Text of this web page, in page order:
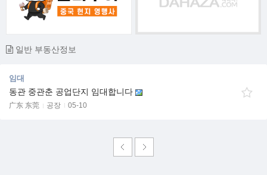
일반 부동산정보
임대
동관 중관춘 공업단지 임대합니다
广东 东莞 공장 05-10